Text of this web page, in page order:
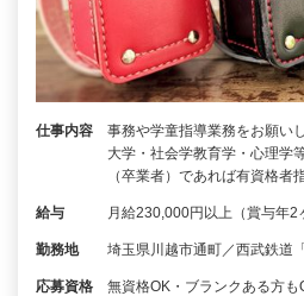
仕事内容
事務や学童指導業務をお願い
大学・社会学教育学・心理学
（卒業者）であれば有資格
給与 月給230,000円以上（賞与年2
勤務地 埼玉県川越市通町／西武鉄道
応募資格
無資格OK・ブランクある方